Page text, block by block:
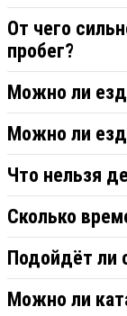
От чего
пробег?
Можно ли
Можно ли
Что нельзя
Сколько
Подойдёт ли
Можно ли